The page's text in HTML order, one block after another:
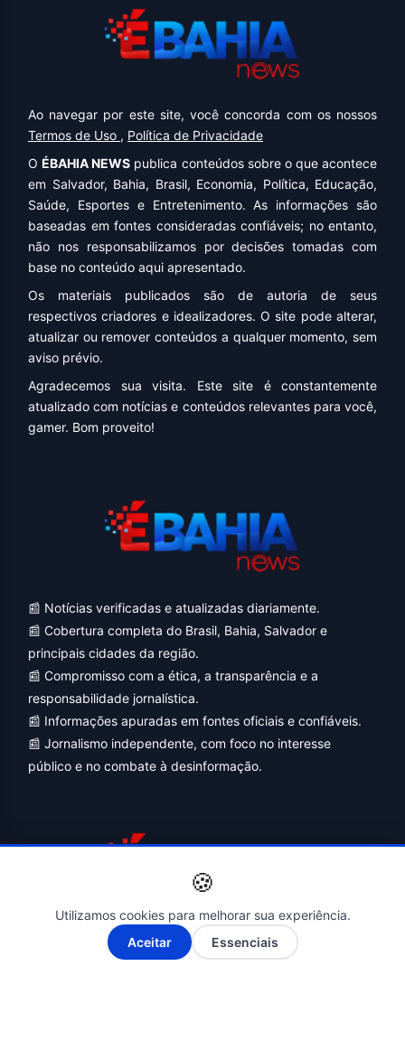
Ao navegar por este site, você concorda com os nossos
Termos de Uso , Política de Privacidade
OÉBAHIA NEWS publica conteúdos sobre o que acontece
em Salvador, Bahia, Brasil, Economia, Política, Educação,
Saúde, Esportes e Entretenimento. As informações são
baseadas em fontes consideradas confiáveis; no entanto,
não nos responsabilizamos por decisões tomadas com
base no conteúdo aqui apresentado.
Os materiais publicados são de autoria de seus
respectivos criadores e idealizadores. O site pode alterar,
atualizar ou remover conteúdos a qualquer momento, sem
aviso prévio.
Agradecemos sua visita. Este site é constantemente
atualizado com notícias e conteúdos relevantes para você,
gamer. Bom proveito!
📰 Notícias verificadas e atualizadas diariamente.
📰 Cobertura completa do Brasil, Bahia, Salvador e
principais cidades da região.
📰 Compromisso com a ética, a transparência e a
responsabilidade jornalística.
📰 Informações apuradas em fontes oficiais e confiáveis.
📰 Jornalismo independente, com foco no interesse
público e no combate à desinformação.
Siga-nos nas Redes Sociais
A- A+
🍪
Utilizamos cookies para melhorar sua experiência.
Aceitar
Essenciais